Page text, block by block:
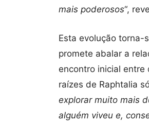
mais poderosos“,
Esta evolução torna-
promete abalar a
encontro inicial
raízes de Raphtalia
explorar muito mais
alguém viveu e,